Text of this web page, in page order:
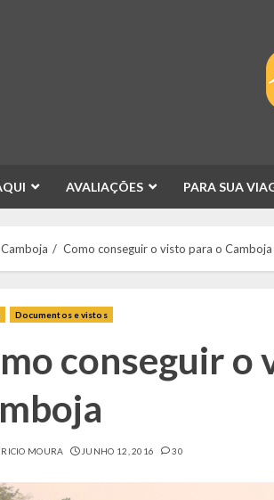
AVALIAÇÕES PARA SUA
Camboja Como conseguir o visto para o Camboja
Documentos e vistos
conseguir o
MOURA JUNHO 12, 2016 30